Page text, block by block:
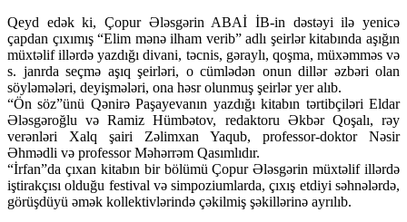
Qeyd edək ki, Çopur Ələsgərin ABAİ İB-in dəstəyi ilə yenicə
çapdan çıxımış “Elim mənə ilham verib” adlı şeirlər kitabında aşığın
müxtəlif illərdə yazdığı divani, təcnis, gəraylı, qoşma, müxəmməs və
s. janrda seçmə aşıq şeirləri, o cümlədən onun dillər əzbəri olan
söyləmələri, deyişmələri, ona həsr olunmuş şeirlər yer alıb.
“Ön söz”ünü Qənirə Paşayevanın yazdığı kitabın tərtibçiləri Eldar
Ələsgəroğlu və Ramiz Hümbətov, redaktoru Əkbər Qoşalı, rəy
verənləri Xalq şairi Zəlimxan Yaqub, professor-doktor Nəsir
Əhmədli və professor Məhərrəm Qasımlıdır.
“İrfan”da çıxan kitabın bir bölümü Çopur Ələsgərin müxtəlif illərdə
iştirakçısı olduğu festival və simpoziumlarda, çıxış etdiyi səhnələrdə,
görüşdüyü əmək kollektivlərində çəkilmiş şəkillərinə ayrılıb.